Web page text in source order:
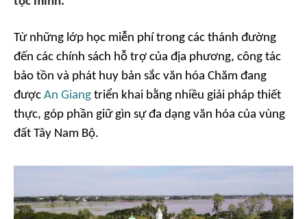
Từ những lớp học miễn phí trong các thánh đường
đến các chính sách hỗ trợ của địa phương, công tác
bảo tồn và phát huy bản sắc văn hóa Chăm đang
được An Giang triển khai bằng nhiều giải pháp thiết
thực, góp phần giữ gìn sự đa dạng văn hóa của vùng
đất Tây Nam Bộ.